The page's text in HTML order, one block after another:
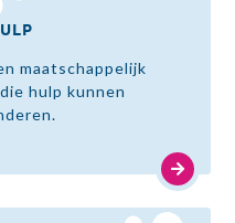
maatschappelijk
hulp kunnen